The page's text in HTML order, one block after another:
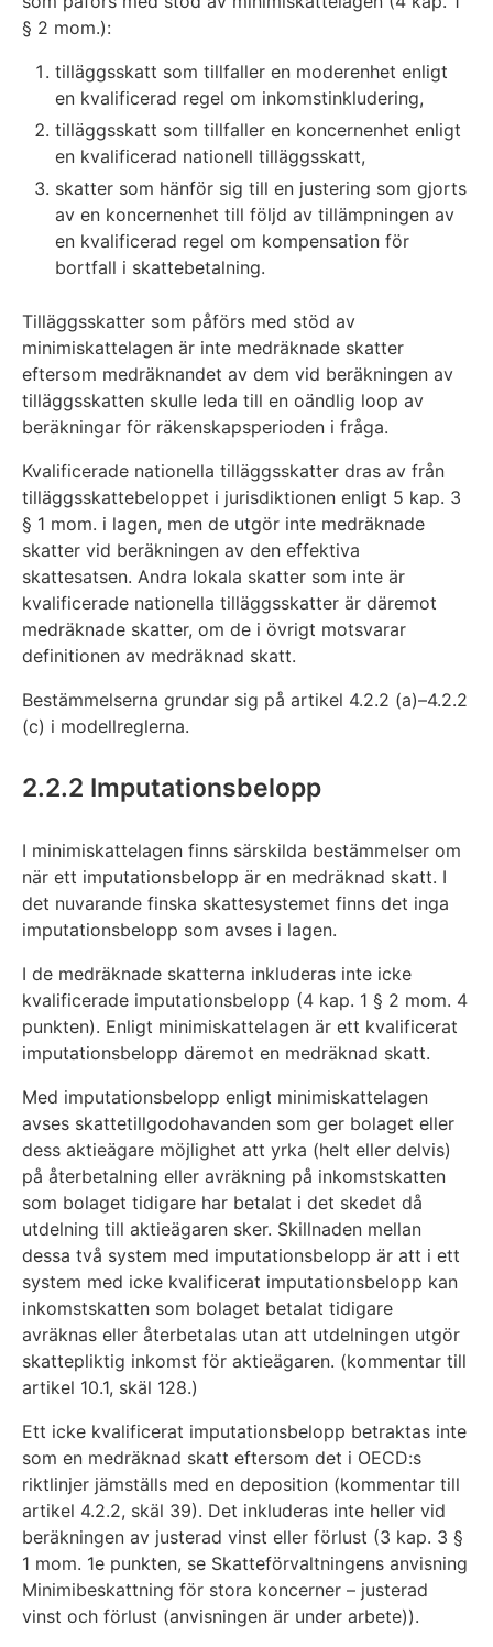
§ 2 mom.):
tilläggsskatt som tillfaller en moderenhet enligt
en kvalificerad regel om inkomstinkludering,
tilläggsskatt som tillfaller en koncernenhet enligt
en kvalificerad nationell tilläggsskatt,
skatter som hänför sig till en justering som gjorts
av en koncernenhet till följd av tillämpningen av
en kvalificerad regel om kompensation för
bortfall i skattebetalning.
Tilläggsskatter som påförs med stöd av
minimiskattelagen är inte medräknade skatter
eftersom medräknandet av dem vid beräkningen av
tilläggsskatten skulle leda till en oändlig loop av
beräkningar för räkenskapsperioden i fråga.
Kvalificerade nationella tilläggsskatter dras av från
tilläggsskattebeloppet i jurisdiktionen enligt 5 kap. 3
§ 1 mom. i lagen, men de utgör inte medräknade
skatter vid beräkningen av den effektiva
skattesatsen. Andra lokala skatter som inte är
kvalificerade nationella tilläggsskatter är däremot
medräknade skatter, om de i övrigt motsvarar
definitionen av medräknad skatt.
Bestämmelserna grundar sig på artikel 4.2.2 (a)–4.2.2
(c) i modellreglerna.
2.2.2 Imputationsbelopp
I minimiskattelagen finns särskilda bestämmelser om
när ett imputationsbelopp är en medräknad skatt. I
det nuvarande finska skattesystemet finns det inga
imputationsbelopp som avses i lagen.
I de medräknade skatterna inkluderas inte icke
kvalificerade imputationsbelopp (4 kap. 1 § 2 mom. 4
punkten). Enligt minimiskattelagen är ett kvalificerat
imputationsbelopp däremot en medräknad skatt.
Med imputationsbelopp enligt minimiskattelagen
avses skattetillgodohavanden som ger bolaget eller
dess aktieägare möjlighet att yrka (helt eller delvis)
på återbetalning eller avräkning på inkomstskatten
som bolaget tidigare har betalat i det skedet då
utdelning till aktieägaren sker. Skillnaden mellan
dessa två system med imputationsbelopp är att i ett
system med icke kvalificerat imputationsbelopp kan
inkomstskatten som bolaget betalat tidigare
avräknas eller återbetalas utan att utdelningen utgör
skattepliktig inkomst för aktieägaren. (kommentar till
artikel 10.1, skäl 128.)
Ett icke kvalificerat imputationsbelopp betraktas inte
som en medräknad skatt eftersom det i OECD:s
riktlinjer jämställs med en deposition (kommentar till
artikel 4.2.2, skäl 39). Det inkluderas inte heller vid
beräkningen av justerad vinst eller förlust (3 kap. 3 §
1 mom. 1e punkten, se Skatteförvaltningens anvisning
Minimibeskattning för stora koncerner – justerad
vinst och förlust (anvisningen är under arbete)).